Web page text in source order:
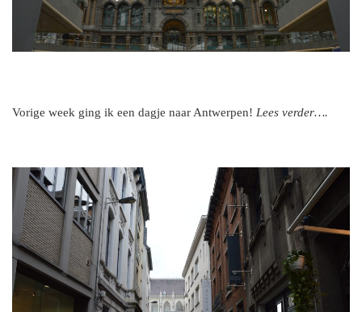
Vorige week ging ik een dagje naar Antwerpen! Lees verder….